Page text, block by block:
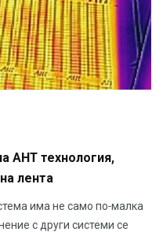
AHT технология,
лента
има не само по-малка
с други системи се